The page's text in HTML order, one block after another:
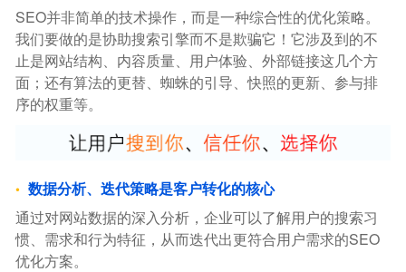
SEO并非简单的技术操作，而是一种综合性的优化策略。
我们要做的是协助搜索引擎而不是欺骗它！它涉及到的不
止是网站结构、内容质量、用户体验、外部链接这几个方
面；还有算法的更替、蜘蛛的引导、快照的更新、参与排
序的权重等。
数据分析、迭代策略是客户转化的核心
通过对网站数据的深入分析，企业可以了解用户的搜索习
惯、需求和行为特征，从而迭代出更符合用户需求的SEO
优化方案。